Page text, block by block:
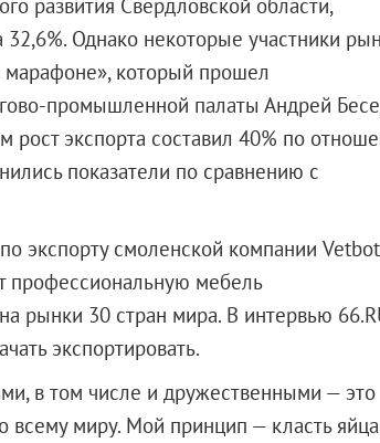
32,6%. Однако некоторые участники
который прошел
промышленной палаты Андрей
рост экспорта составил 40% по
показатели по сравнению с
экспорту смоленской компании Vetbot
профессиональную мебель
рынки 30 стран мира. В интервью
экспортировать.
в том числе и дружественными — это
всему миру. Мой принцип — класть яйца